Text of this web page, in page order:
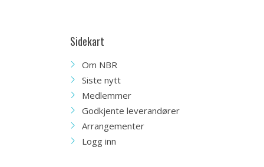
Sidekart
Om NBR
Siste nytt
Medlemmer
Godkjente leverandører
Arrangementer
Logg inn